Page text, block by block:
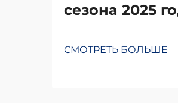
сезона 2025
СМОТРЕТЬ БОЛЬШЕ